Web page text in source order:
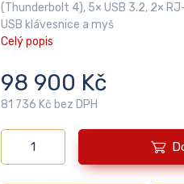
(Thunderbolt 4), 5× USB 3.2, 2×
USB klávesnice a myš
Celý popis
98 900 Kč
81 736 Kč bez DPH